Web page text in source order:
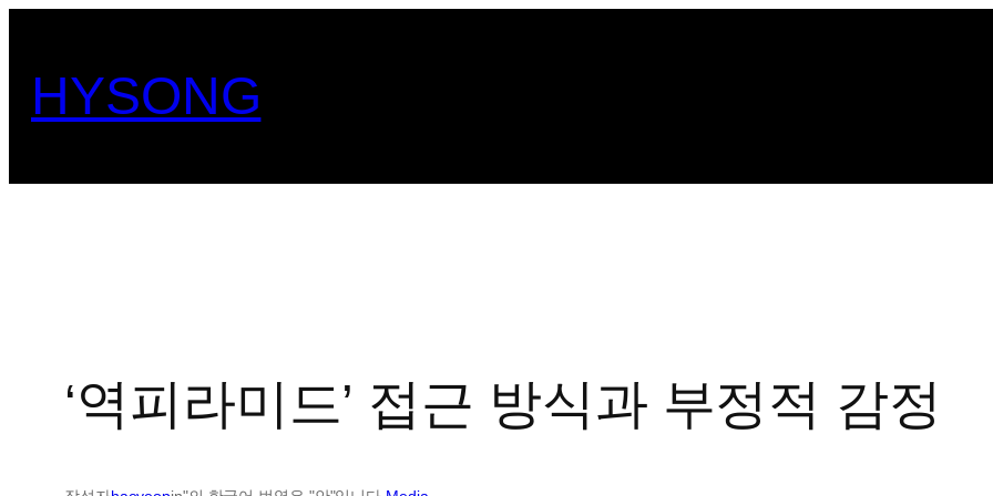
로
로
HYSONG
‘역피라미드’ 접근 방식과 부정적 감정